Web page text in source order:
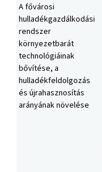
A fővárosi
hulladékgazdálkodási
rendszer
környezetbarát
technológiáinak
bővítése, a
hulladékfeldolgozás
és újrahasznosítás
arányának növelése